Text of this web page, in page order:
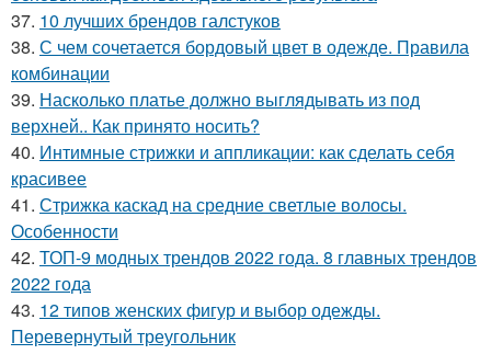
37. 10 лучших брендов галстуков
38. С чем сочетается бордовый цвет в одежде. Правила
комбинации
39. Насколько платье должно выглядывать из под
верхней.. Как принято носить?
40. Интимные стрижки и аппликации: как сделать себя
красивее
41. Стрижка каскад на средние светлые волосы.
Особенности
42. ТОП-9 модных трендов 2022 года. 8 главных трендов
2022 года
43. 12 типов женских фигур и выбор одежды.
Перевернутый треугольник